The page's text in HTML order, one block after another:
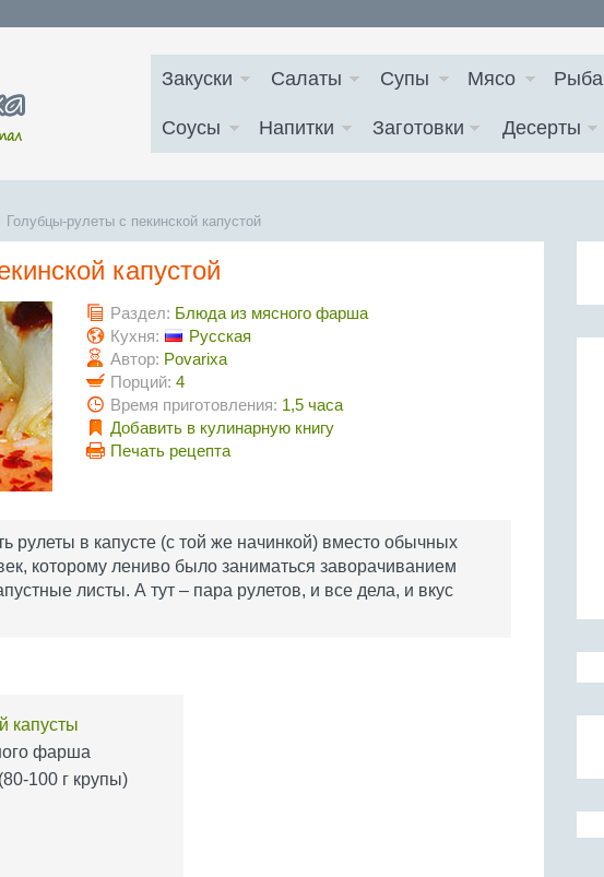
Закуски Салаты Супы Мясо Рыба
Соусы Напитки Заготовки Десерты
Голубцы-рулеты с пекинской капустой
капустой
Раздел: Блюда из мясного фарша
Кухня:
Русская
Автор: Povarixa
Порций: 4
Время приготовления: 1,5 часа
Добавить в кулинарную книгу
Печать рецепта
рулеты в капусте (с той же начинкой) вместо обычных
которому лениво было заниматься заворачиванием
листы. А тут – пара рулетов, и все дела, и вкус
капусты
фарша
100 г крупы)